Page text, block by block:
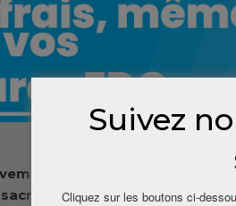
devant le tribunal
du 28 septembre, l’ex-
Suivez
Cliquez sur les boutons ci-